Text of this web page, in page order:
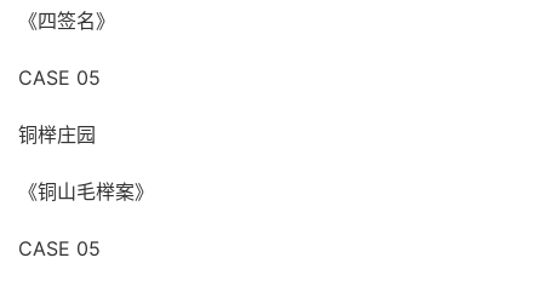
《四签名》
CASE 05
铜榉庄园
《铜山毛榉案》
CASE 05